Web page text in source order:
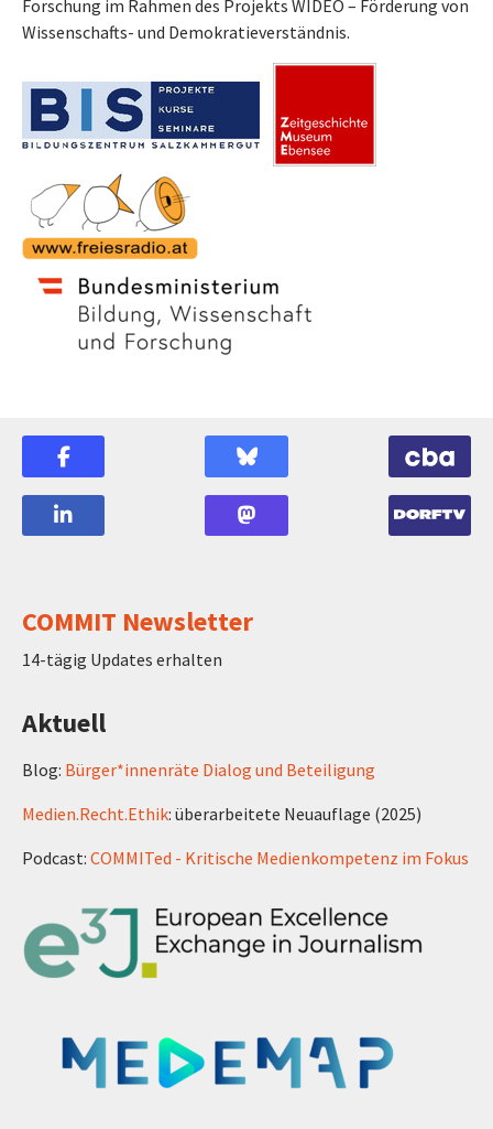
Forschung im Rahmen des Projekts WIDEO – Förderung von
Wissenschafts- und Demokratieverständnis.
COMMIT Newsletter
14-tägig Updates erhalten
Aktuell
Blog: Bürger*innenräte Dialog und Beteiligung
Medien.Recht.Ethik: überarbeitete Neuauflage (2025)
Podcast: COMMITed - Kritische Medienkompetenz im Fokus